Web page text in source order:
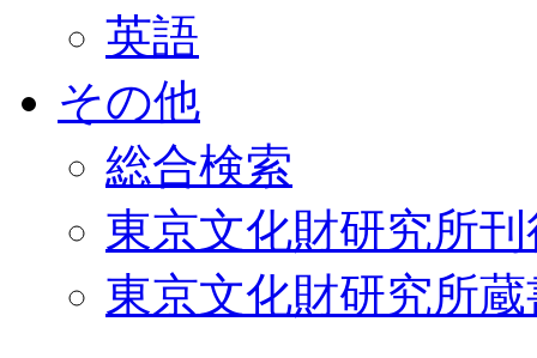
英語
その他
総合検索
東京文化財研究所
東京文化財研究所